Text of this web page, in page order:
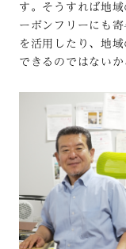
す。そうすれば地
ーボンフリーにも
を活用したり、地
できるのではないか